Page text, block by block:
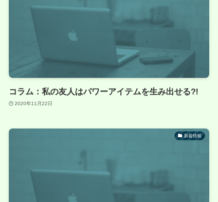
コラム：私の友人はパワーアイテムを生み出せる?!
2020年11月22日
新着情報